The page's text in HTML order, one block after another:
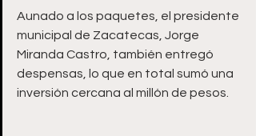
Aunado a los paquetes, el presidente
municipal de Zacatecas, Jorge
Miranda Castro, también entregó
despensas, lo que en total sumó una